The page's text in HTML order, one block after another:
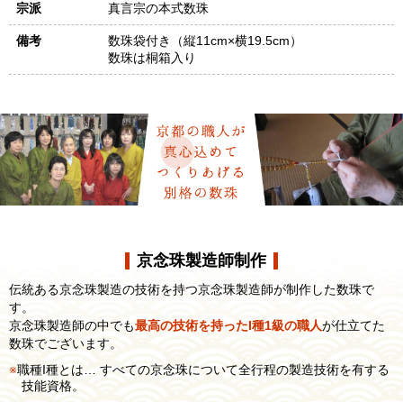
宗派 真言宗の本式数珠
備考
数珠袋付き（縦11cm×横19.5cm）
数珠は桐箱入り
京念珠製造師制作
伝統ある京念珠製造の技術を持つ京念珠製造師が制作した数珠で
す。
京念珠製造師の中でも最高の技術を持ったI種1級の職人が仕立てた
数珠でございます。
職種I種とは… すべての京念珠について全行程の製造技術を有する
技能資格。